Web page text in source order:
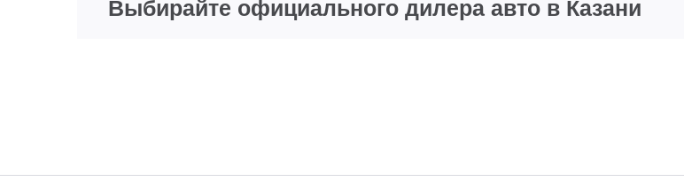
Выбирайте официального дилера авто в Казани